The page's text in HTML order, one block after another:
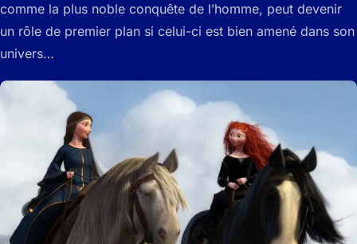
comme la plus noble conquête de l’homme, peut devenir
un rôle de premier plan si celui-ci est bien amené dans son
univers…